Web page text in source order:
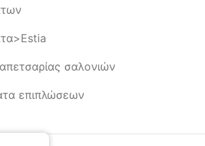
σαλονιών
επιπλώσεων